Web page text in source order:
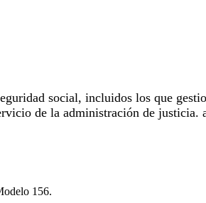
social, incluidos los que
de la administración de
156.